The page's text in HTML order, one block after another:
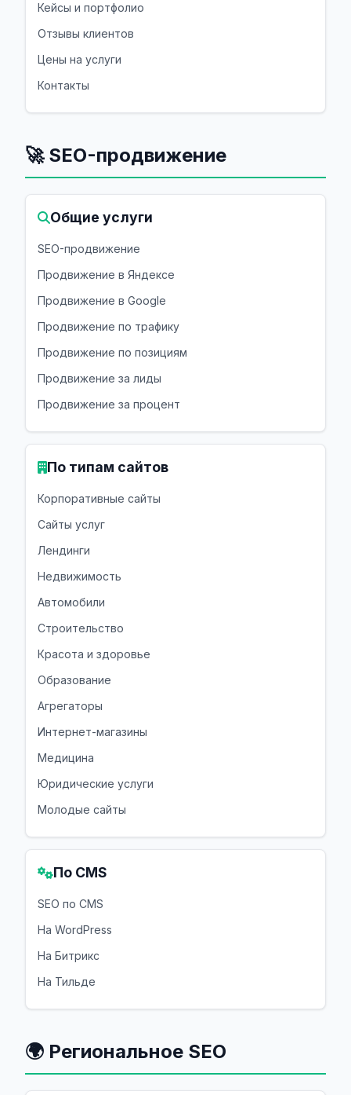
Кейсы и портфолио
Отзывы клиентов
Цены на услуги
Контакты
🚀 SEO-продвижение
Общие услуги
SEO-продвижение
Продвижение в Яндексе
Продвижение в Google
Продвижение по трафику
Продвижение по позициям
Продвижение за лиды
Продвижение за процент
По типам сайтов
Корпоративные сайты
Сайты услуг
Лендинги
Недвижимость
Автомобили
Строительство
Красота и здоровье
Образование
Агрегаторы
Интернет-магазины
Медицина
Юридические услуги
Молодые сайты
По CMS
SEO по CMS
На WordPress
На Битрикс
На Тильде
🌍 Региональное SEO